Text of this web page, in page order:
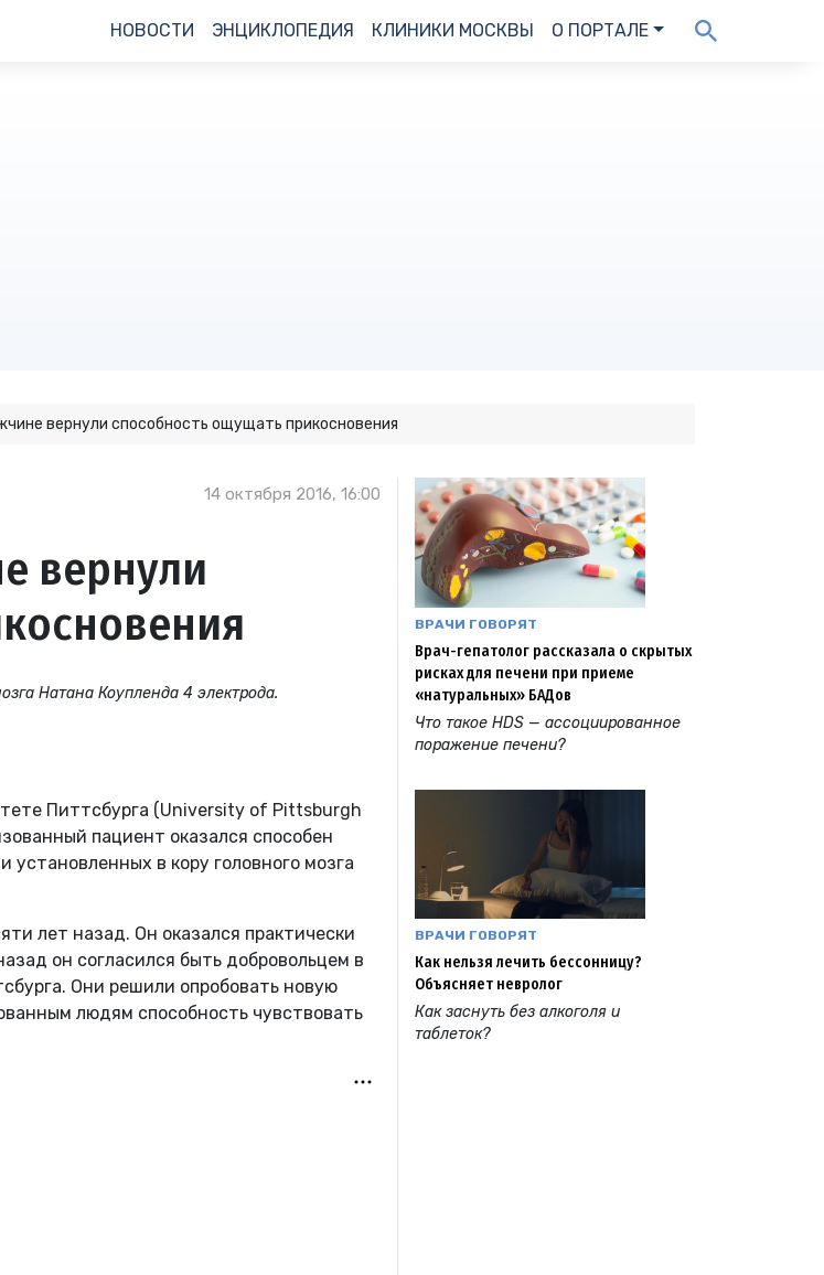
НОВОСТИ ЭНЦИКЛОПЕДИЯ КЛИНИКИ МОСКВЫ О ПОРТАЛЕ
вернули способность ощущать прикосновения
14 октября 2016, 16:00
вернули
Натана Коупленда 4 электрода.
Питтсбурга (University of Pittsburgh
пациент оказался способен
в кору головного мозга
лет назад. Он оказался практически
он согласился быть добровольцем в
Они решили опробовать новую
людям способность чувствовать
ВРАЧИ ГОВОРЯТ
Врач-гепатолог рассказала о скрытых
рисках для печени при приеме
«натуральных» БАДов
Что такое HDS — ассоциированное
поражение печени?
ВРАЧИ ГОВОРЯТ
Как нельзя лечить бессонницу?
Объясняет невролог
Как заснуть без алкоголя и
таблеток?